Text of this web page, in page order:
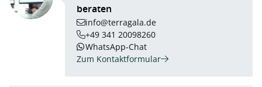
beraten
info@terragala.de
+49 341 20098260
WhatsApp-Chat
Zum Kontaktformular